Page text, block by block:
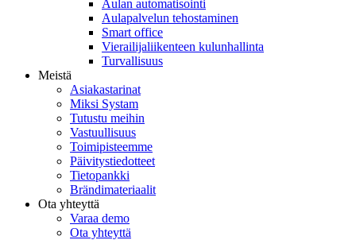
Aulan automatisointi
Aulapalvelun tehostaminen
Smart office
Vierailijaliikenteen kulunhallinta
Turvallisuus
Meistä
Asiakastarinat
Miksi Systam
Tutustu meihin
Vastuullisuus
Toimipisteemme
Päivitystiedotteet
Tietopankki
Brändimateriaalit
Ota yhteyttä
Varaa demo
Ota yhteyttä